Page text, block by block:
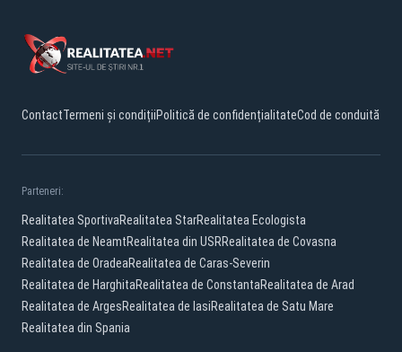
ContactTermeni și condițiiPolitică de confidențialitateCod de conduită
Parteneri:
Realitatea SportivaRealitatea StarRealitatea Ecologista
Realitatea de NeamtRealitatea din USRRealitatea de Covasna
Realitatea de OradeaRealitatea de Caras-Severin
Realitatea de HarghitaRealitatea de ConstantaRealitatea de Arad
Realitatea de ArgesRealitatea de IasiRealitatea de Satu Mare
Realitatea din Spania